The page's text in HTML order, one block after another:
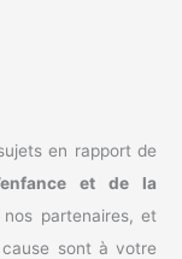
en rapport de
et de la
partenaires, et
sont à votre